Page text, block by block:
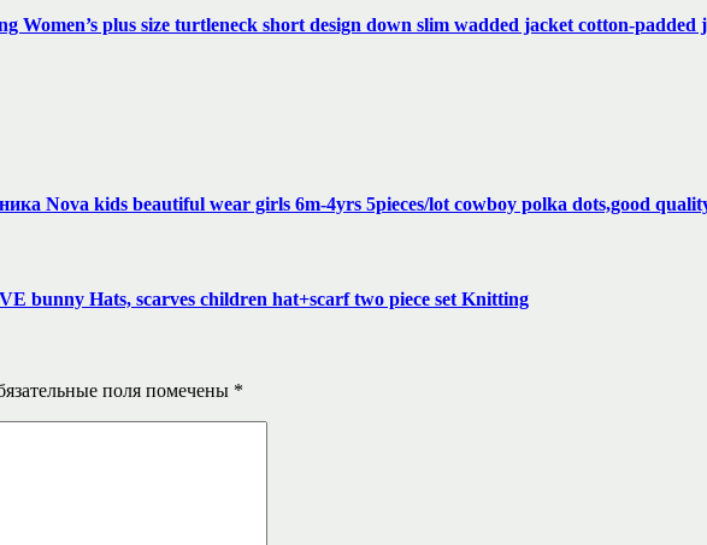
Women’s plus size turtleneck short design down slim wadded jacket cotton-
Nova kids beautiful wear girls 6m-4yrs 5pieces/lot cowboy polka dots,good
bunny Hats, scarves children hat+scarf two piece set Knitting
поля помечены *